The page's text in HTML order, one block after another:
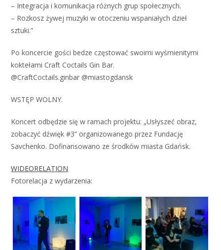
– Integracja i komunikacja różnych grup społecznych.
– Rozkosz żywej muzyki w otoczeniu wspaniałych dzieł
sztuki.”
Po koncercie gości bedze częstować swoimi wyśmienitymi
koktełami Craft Coctails Gin Bar.
@CraftCoctails.ginbar @miastogdansk
WSTĘP WOLNY.
Koncert odbędzie się w ramach projektu: „Usłyszeć obraz,
zobaczyć dźwięk #3” organizowanego przez Fundację
Savchenko. Dofinansowano ze środków miasta Gdańsk.
WIDEORELATION
Fotorelacja z wydarzenia: